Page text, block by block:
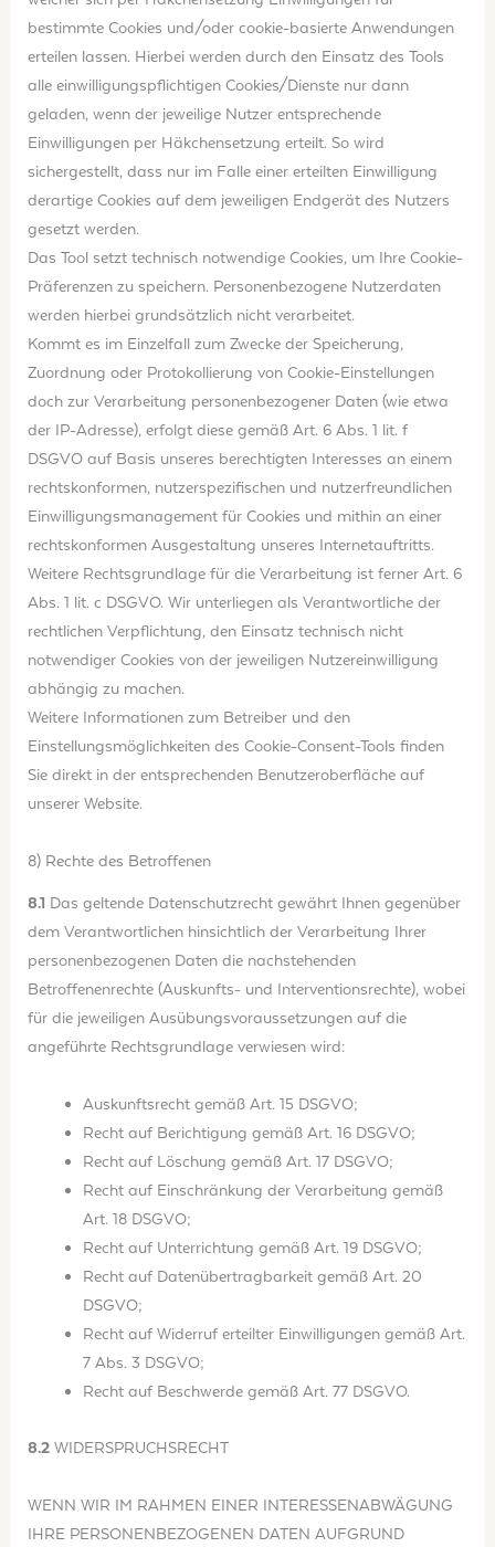
bestimmte Cookies und/oder cookie-basierte Anwendungen
erteilen lassen. Hierbei werden durch den Einsatz des Tools
alle einwilligungspflichtigen Cookies/Dienste nur dann
geladen, wenn der jeweilige Nutzer entsprechende
Einwilligungen per Häkchensetzung erteilt. So wird
sichergestellt, dass nur im Falle einer erteilten Einwilligung
derartige Cookies auf dem jeweiligen Endgerät des Nutzers
gesetzt werden.
Das Tool setzt technisch notwendige Cookies, um Ihre Cookie-
Präferenzen zu speichern. Personenbezogene Nutzerdaten
werden hierbei grundsätzlich nicht verarbeitet.
Kommt es im Einzelfall zum Zwecke der Speicherung,
Zuordnung oder Protokollierung von Cookie-Einstellungen
doch zur Verarbeitung personenbezogener Daten (wie etwa
der IP-Adresse), erfolgt diese gemäß Art. 6 Abs. 1 lit. f
DSGVO auf Basis unseres berechtigten Interesses an einem
rechtskonformen, nutzerspezifischen und nutzerfreundlichen
Einwilligungsmanagement für Cookies und mithin an einer
rechtskonformen Ausgestaltung unseres Internetauftritts.
Weitere Rechtsgrundlage für die Verarbeitung ist ferner Art. 6
Abs. 1 lit. c DSGVO. Wir unterliegen als Verantwortliche der
rechtlichen Verpflichtung, den Einsatz technisch nicht
notwendiger Cookies von der jeweiligen Nutzereinwilligung
abhängig zu machen.
Weitere Informationen zum Betreiber und den
Einstellungsmöglichkeiten des Cookie-Consent-Tools finden
Sie direkt in der entsprechenden Benutzeroberfläche auf
unserer Website.
8) Rechte des Betroffenen
8.1 Das geltende Datenschutzrecht gewährt Ihnen gegenüber
dem Verantwortlichen hinsichtlich der Verarbeitung Ihrer
personenbezogenen Daten die nachstehenden
Betroffenenrechte (Auskunfts- und Interventionsrechte), wobei
für die jeweiligen Ausübungsvoraussetzungen auf die
angeführte Rechtsgrundlage verwiesen wird:
Auskunftsrecht gemäß Art. 15 DSGVO;
Recht auf Berichtigung gemäß Art. 16 DSGVO;
Recht auf Löschung gemäß Art. 17 DSGVO;
Recht auf Einschränkung der Verarbeitung gemäß
Art. 18 DSGVO;
Recht auf Unterrichtung gemäß Art. 19 DSGVO;
Recht auf Datenübertragbarkeit gemäß Art. 20
DSGVO;
Recht auf Widerruf erteilter Einwilligungen gemäß Art.
7 Abs. 3 DSGVO;
Recht auf Beschwerde gemäß Art. 77 DSGVO.
8.2 WIDERSPRUCHSRECHT
WENN WIR IM RAHMEN EINER INTERESSENABWÄGUNG
IHRE PERSONENBEZOGENEN DATEN AUFGRUND